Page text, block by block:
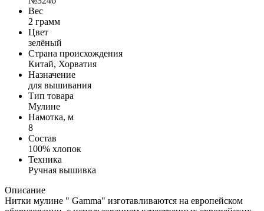
Вес
2 грамм
Цвет
зелёный
Страна происхождения
Китай, Хорватия
Назначение
для вышивания
Тип товара
Мулине
Намотка, м
8
Состав
100% хлопок
Техника
Ручная вышивка
Описание
Нитки мулине " Gamma" изготавливаются на европейском